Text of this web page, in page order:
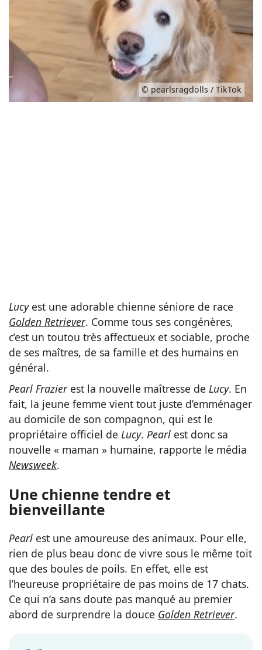
© pearlsragdolls / TikTok
Lucyest une adorable chienne séniore de race
Golden Retriever. Comme tous ses congénères,
c’est un toutou très affectueux et sociable, proche
de ses maîtres, de sa famille et des humains en
général.
Pearl Frazierest la nouvelle maîtresse de Lucy. En
fait, la jeune femme vient tout juste d’emménager
au domicile de son compagnon, qui est le
propriétaire officiel de Lucy. Pearl est donc sa
nouvelle « maman » humaine, rapporte le média
Newsweek.
Une chienne tendre et
bienveillante
Pearl est une amoureuse des animaux. Pour elle,
rien de plus beau donc de vivre sous le même toit
que des boules de poils. En effet, elle est
l’heureuse propriétaire de pas moins de 17 chats.
Ce qui n’a sans doute pas manqué au premier
abord de surprendre la douce Golden Retriever.